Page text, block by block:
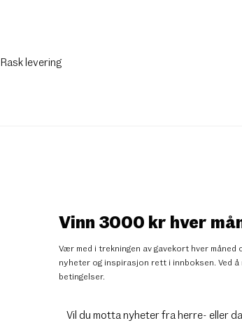
Rask levering
Vinn 3000 kr hver
Vær med i trekningen av gavekort hver
nyheter og inspirasjon rett i innboksen. Ved
betingelser.
Vil du motta nyheter fra herre- eller